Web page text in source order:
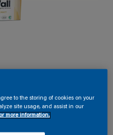
och sovrum
to the storing of cookies on your
site usage, and assist in our
more information.